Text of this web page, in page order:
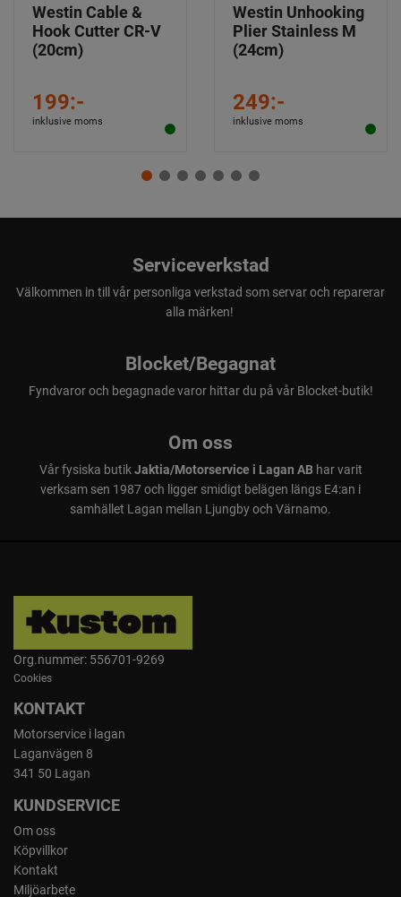
Westin Cable &
Hook Cutter CR-V
(20cm)
199:-
inklusive moms
Westin Unhooking
Plier Stainless M
(24cm)
249:-
inklusive moms
Serviceverkstad
Välkommen in till vår personliga verkstad som servar och reparerar
alla märken!
Blocket/Begagnat
Fyndvaror och begagnade varor hittar du på vår Blocket-butik!
Om oss
Vår fysiska butikJaktia/Motorservice i Lagan ABhar varit
verksam sen 1987 och ligger smidigt belägen längs E4:an i
samhället Lagan mellan Ljungby och Värnamo.
Org.nummer: 556701-9269
Cookies
KONTAKT
Motorservice i lagan
Laganvägen 8
341 50 Lagan
KUNDSERVICE
Om oss
Köpvillkor
Kontakt
Miljöarbete